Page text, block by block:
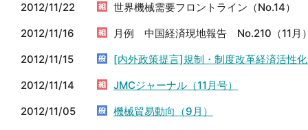
2012/11/22
世界機械需要フロントライン（No.14）
2012/11/16
月例 中国経済現地報告 No.210（11月
2012/11/15
[内外政策提言]規制・制度改革経済活性
2012/11/14
JMCジャーナル（11月号）
2012/11/05
機械貿易動向（9月）